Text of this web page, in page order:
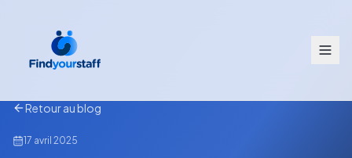
Retour au blog
17 avril 2025